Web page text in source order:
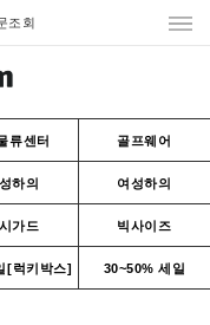
조회
류센터 골프웨어
하의 여성하의
가드 빅사이즈
[럭키박스] 30~50% 세일